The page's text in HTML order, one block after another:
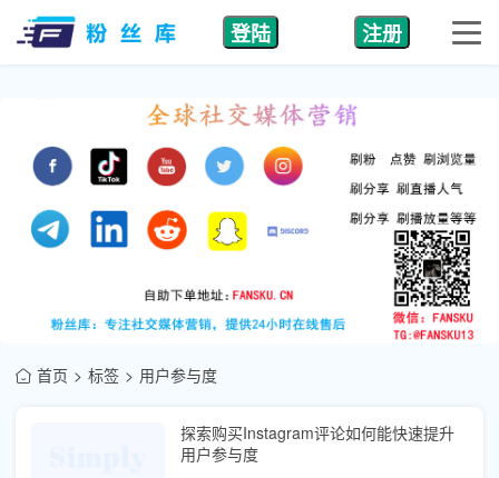
登陆 注册
首页 标签 用户参与度
探索购买Instagram评论如何能快速提升
用户参与度